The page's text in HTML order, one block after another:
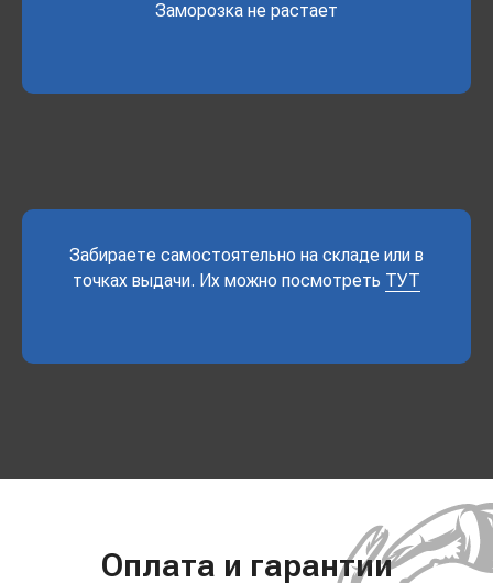
Заморозка не растает
Забираете самостоятельно на складе или в
точках выдачи. Их можно посмотреть ТУТ
Оплата и гарантии